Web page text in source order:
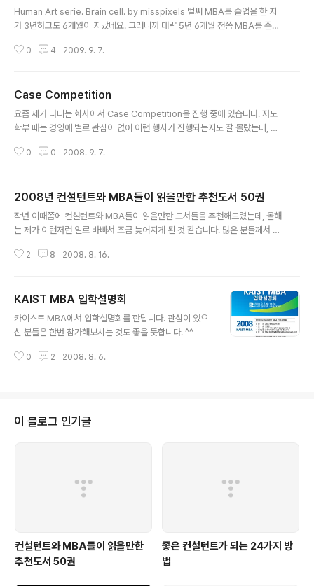
Human Art serie. Brain cell. by misspixels 벌써 MBA를 졸업을 한 지
가 3년하고도 6개월이 지났네요. 그러니까 대략 5년 6개월 전쯤 MBA를 준비
트를 수행하면서 야간과 주말에 학원을 다니면서 참 정신이 없게 지냈던 것 같
이 어쩌면 더 고민이 되는 시간이 되는 것 같기도 합니다. 아무래도 더운 여름이
가고 아침저녁으로 선선한 바람이 불어오는 가을이 되어 이런저런 생각이 들게
되어서 그런지도 모르겠습니다. 그러고 보니 지금쯤 MBA를 준비하..
0 4 2009. 9. 7.
Case Competition
요즘 제가 다니는 회사에서 Case Competition을 진행 중에 있습니다. 저도
학부 때는 경영에 별로 관심이 없어 이런 행사가 진행되는지도 잘 몰랐는데, 막
본 적이 있습니다. 물론, 취업하고는 전혀 상관없이 제 개인적인 흥미로 시작을
해서 냈던 것 같고, 잘 되어서 전체 80여 개 팀 중 1차 관문인 25개 팀에 합류가
되었던 것 같습니다. 문제는 5개 팀을 뽑는 2차 관문이었는데, 이 작업을 하느
라고 학교에서 한 달을 꼬박 살았던 것 같습니다. 자리를 구할 수..
0 0 2008. 9. 7.
2008년 컨설턴트와 MBA들이 읽을만한 추천도서 50권
작년 이때쯤에 컨설턴트와 MBA들이 읽을만한 도서들을 추천해드렸는데, 올해
는 제가 이런저런 일로 바빠서 조금 늦어지게 된 것 같습니다. 많은 분들께서 이
만한 책을 권해드립니다. 2007년 컨설턴트와 MBA들이 읽을만한 추천도서 5
4 마케팅 불변의 법칙 알 리스, 잭 트라우트 5 포지셔닝 알 리스, 잭 트라우트 6
마케팅 전쟁 알 리스, 잭 트라우트 7 튀지 말고 차별화하라 스티브 리브킨, 잭 트
라우트 8 마케팅 바이블 켈로그 경영대학원 교수진 9 쇼핑의 과학 파코 언더
2 8 2008. 8. 16.
KAIST MBA 입학설명회
카이스트 MBA에서 입학설명회를 한답니다. 관심이 있으
신 분들은 한번 참가해보시는 것도 좋을 듯합니다. ^^
0 2 2008. 8. 6.
이 블로그 인기글
컨설턴트와 MBA들이 읽을만한
추천도서 50권
좋은 컨설턴트가 되는 24가지 방
법